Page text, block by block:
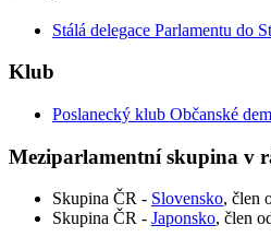
Stálá delegace Parlamentu do
Klub
Poslanecký klub Občanské
Meziparlamentní skupina v
Skupina ČR - Slovensko, člen
Skupina ČR - Japonsko, člen